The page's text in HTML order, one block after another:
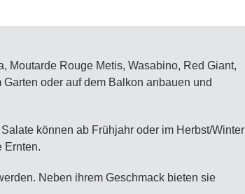
Moutarde Rouge Metis, Wasabino, Red Giant,
oder auf dem Balkon anbauen und
können ab Frühjahr oder im Herbst/Winter
Ernten.
Neben ihrem Geschmack bieten sie